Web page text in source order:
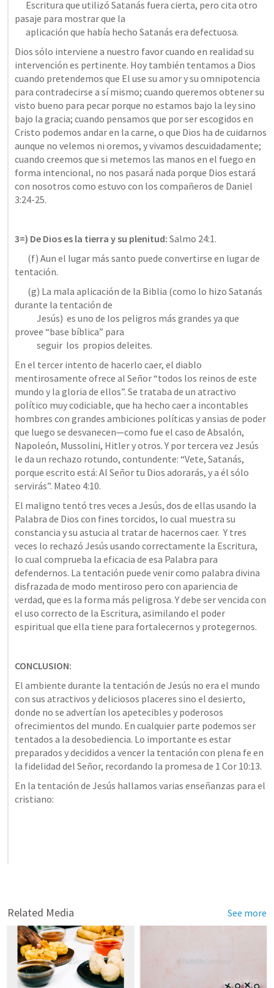
pasaje para mostrar que la
      aplicación que había hecho Satanás era defectuosa.
Dios sólo interviene a nuestro favor cuando en realidad su
intervención es pertinente. Hoy también tentamos a Dios
cuando pretendemos que El use su amor y su omnipotencia
para contradecirse a sí mismo; cuando queremos obtener su
visto bueno para pecar porque no estamos bajo la ley sino
bajo la gracia; cuando pensamos que por ser escogidos en
Cristo podemos andar en la carne, o que Dios ha de cuidarnos
aunque no velemos ni oremos, y vivamos descuidadamente;
cuando creemos que si metemos las manos en el fuego en
forma intencional, no nos pasará nada porque Dios estará
con nosotros como estuvo con los compañeros de Daniel
3:24-25.
3=) De Dios es la tierra y su plenitud: Salmo 24:1.
tentación.
durante la tentación de
provee “base bíblica” para
            seguir  los  propios deleites.
En el tercer intento de hacerlo caer, el diablo
mentirosamente ofrece al Señor “todos los reinos de este
mundo y la gloria de ellos”. Se trataba de un atractivo
político muy codiciable, que ha hecho caer a incontables
hombres con grandes ambiciones políticas y ansias de poder
que luego se desvanecen—como fue el caso de Absalón,
Napoleón, Mussolini, Hitler y otros. Y por tercera vez Jesús
le da un rechazo rotundo, contundente: “Vete, Satanás,
porque escrito está: Al Señor tu Dios adorarás, y a él sólo
servirás”. Mateo 4:10.
El maligno tentó tres veces a Jesús, dos de ellas usando la
Palabra de Dios con fines torcidos, lo cual muestra su
constancia y su astucia al tratar de hacernos caer.  Y tres
veces lo rechazó Jesús usando correctamente la Escritura,
lo cual comprueba la eficacia de esa Palabra para
defendernos. La tentación puede venir como palabra divina
disfrazada de modo mentiroso pero con apariencia de
verdad, que es la forma más peligrosa. Y debe ser vencida con
el uso correcto de la Escritura, asimilando el poder
espiritual que ella tiene para fortalecernos y protegernos.
CONCLUSION:
El ambiente durante la tentación de Jesús no era el mundo
con sus atractivos y deliciosos placeres sino el desierto,
donde no se advertían los apetecibles y poderosos
ofrecimientos del mundo. En cualquier parte podemos ser
tentados a la desobediencia. Lo importante es estar
preparados y decididos a vencer la tentación con plena fe en
la fidelidad del Señor, recordando la promesa de 1 Cor 10:13.
En la tentación de Jesús hallamos varias enseñanzas para el
cristiano:
Related Media See more